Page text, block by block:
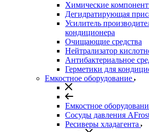
Химические
Дегидратирующая
Усилитель
кондиционера
Очищающие средства
Нейтрализатор
Антибактериальное
Герметики для
Емкостное оборудование
Емкостное
Сосуды давления
Ресиверы хладагента